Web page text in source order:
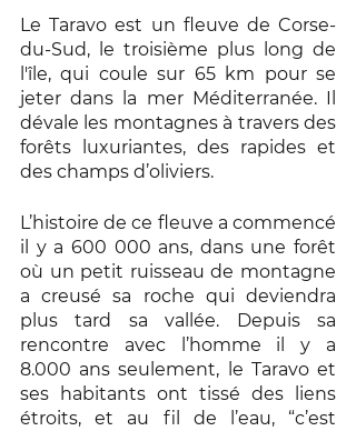
Le Taravo est un fleuve de Corse-
du-Sud, le troisième plus long de
l'île, qui coule sur 65 km pour se
jeter dans la mer Méditerranée. Il
dévale les montagnes à travers des
forêts luxuriantes, des rapides et
des champs d’oliviers.
L’histoire de ce fleuve a commencé
il y a 600 000 ans, dans une forêt
où un petit ruisseau de montagne
a creusé sa roche qui deviendra
plus tard sa vallée. Depuis sa
rencontre avec l’homme il y a
8.000 ans seulement, le Taravo et
ses habitants ont tissé des liens
étroits, et au fil de l’eau, “c’est